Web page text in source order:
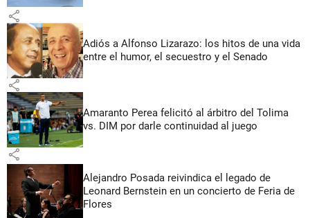
share
Adiós a Alfonso Lizarazo: los hitos de una vida
entre el humor, el secuestro y el Senado
share
Amaranto Perea felicitó al árbitro del Tolima
vs. DIM por darle continuidad al juego
share
Alejandro Posada reivindica el legado de
Leonard Bernstein en un concierto de Feria de
Flores